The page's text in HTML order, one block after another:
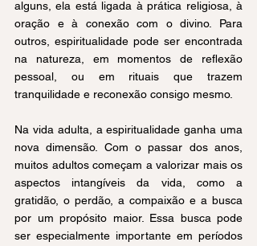
alguns, ela está ligada à prática religiosa, à
oração e à conexão com o divino. Para
outros, espiritualidade pode ser encontrada
na natureza, em momentos de reflexão
pessoal, ou em rituais que trazem
tranquilidade e reconexão consigo mesmo.
Na vida adulta, a espiritualidade ganha uma
nova dimensão. Com o passar dos anos,
muitos adultos começam a valorizar mais os
aspectos intangíveis da vida, como a
gratidão, o perdão, a compaixão e a busca
por um propósito maior. Essa busca pode
ser especialmente importante em períodos